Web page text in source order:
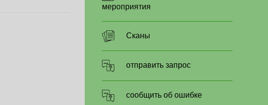
мероприятия
Сканы
отправить запрос
сообщить об ошибке